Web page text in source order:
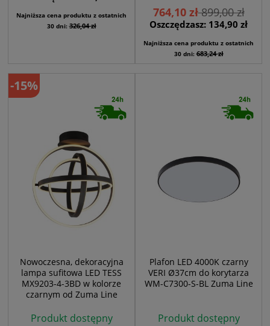
Najniższa cena produktu z ostatnich
30 dni:326,04 zł
764,10 zł899,00 zł
Oszczędzasz: 134,90 zł
Najniższa cena produktu z ostatnich
30 dni:683,24 zł
Nowoczesna, dekoracyjna
lampa sufitowa LED TESS
MX9203-4-3BD w kolorze
czarnym od Zuma Line
Produkt dostępny
-15%
Plafon LED 4000K czarny
VERI Ø37cm do korytarza
WM-C7300-S-BL Zuma Line
Produkt dostępny